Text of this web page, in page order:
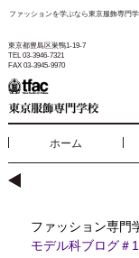
ファッションを学ぶなら東京服飾専門
東京都豊島区巣鴨1-19-7
TEL 03-3946-7321
FAX 03-3945-9970
ホーム
ファッション専門
モデル科ブログ＃